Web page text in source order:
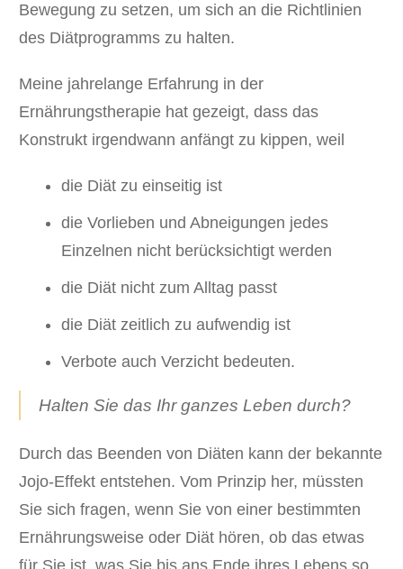
Bewegung zu setzen, um sich an die Richtlinien
des Diätprogramms zu halten.
Meine jahrelange Erfahrung in der
Ernährungstherapie hat gezeigt, dass das
Konstrukt irgendwann anfängt zu kippen, weil
die Diät zu einseitig ist
die Vorlieben und Abneigungen jedes
Einzelnen nicht berücksichtigt werden
die Diät nicht zum Alltag passt
die Diät zeitlich zu aufwendig ist
Verbote auch Verzicht bedeuten.
Halten Sie das Ihr ganzes Leben durch?
Durch das Beenden von Diäten kann der bekannte
Jojo-Effekt entstehen. Vom Prinzip her, müssten
Sie sich fragen, wenn Sie von einer bestimmten
Ernährungsweise oder Diät hören, ob das etwas